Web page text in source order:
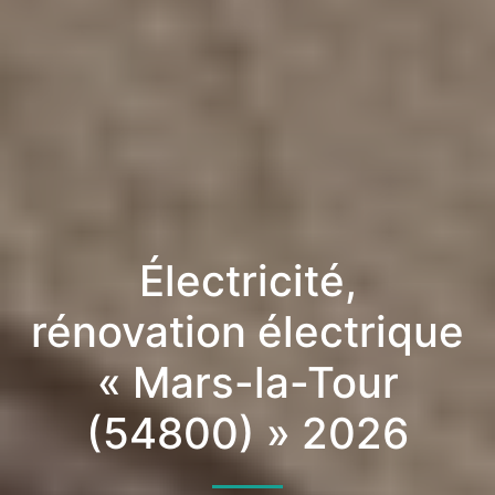
Électricité,
rénovation électrique
« Mars-la-Tour
(54800) » 2026